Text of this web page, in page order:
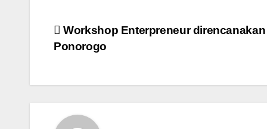
Post
navigation
Workshop Enterpreneur direncanakan
Ponorogo